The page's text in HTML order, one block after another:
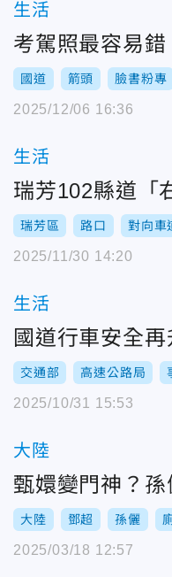
生活
考駕照最容易
國道 箭頭 臉書粉專
2025/12/06 16:36
生活
瑞芳102縣道「
瑞芳區 路口 對向車
2025/11/30 14:20
生活
國道行車安全
交通部 高速公路局
2025/10/31 15:53
大陸
甄嬛變門神？
大陸 鄧超 孫儷
2025/03/18 12:57